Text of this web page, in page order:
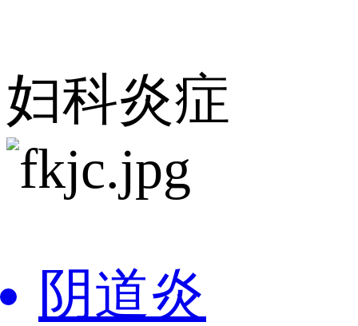
妇科炎症
阴道炎